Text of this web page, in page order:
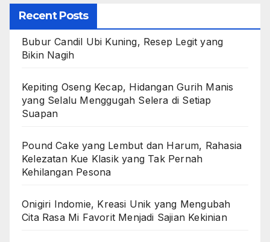
Recent Posts
Bubur Candil Ubi Kuning, Resep Legit yang
Bikin Nagih
Kepiting Oseng Kecap, Hidangan Gurih Manis
yang Selalu Menggugah Selera di Setiap
Suapan
Pound Cake yang Lembut dan Harum, Rahasia
Kelezatan Kue Klasik yang Tak Pernah
Kehilangan Pesona
Onigiri Indomie, Kreasi Unik yang Mengubah
Cita Rasa Mi Favorit Menjadi Sajian Kekinian